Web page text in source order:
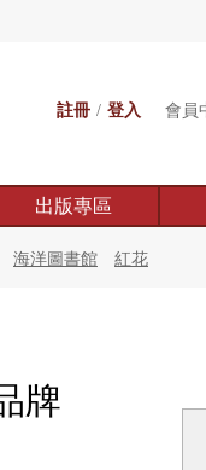
註冊 / 登入 會員
出版專區
海洋圖書館 紅花
牌